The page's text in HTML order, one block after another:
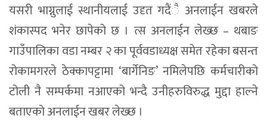
यसरी भाग्नुलाई स्थानीयलाई उदृत गदैंै अनलाईन खबरले
शंकास्पद भनेर छापेको छ । त्स अनलाईन लेख्छ – थबाङ
गाउँपालिका वडा नम्बर २ का पूर्ववडाध्यक्ष समेत रहेका बसन्त
रोकामगरले ठेक्कापट्टामा ‘बार्गेनिङ’ नमिलेपछि कर्मचारीको
टोली नै सम्पर्कमा नआएको भन्दै उनीहरुविरुद्ध मुद्दा हाल्ने
बताएको अनलाईन खबर लेख्छ ।